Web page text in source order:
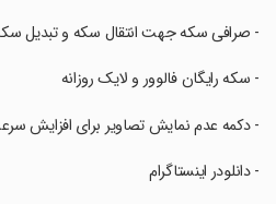
‏- صرافی سکه جهت انتقال سکه و تبدیل
‏- سکه رایگان فالوور و لایک روزانه
‏- دکمه عدم نمایش تصاویر برای افزایش
‏- دانلودر اینستاگرام